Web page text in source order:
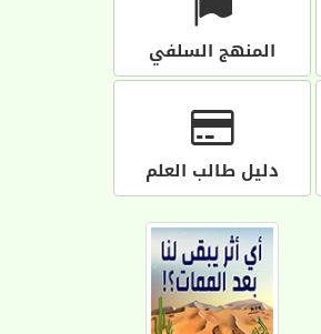
المنهج السلفي
دليل طالب العلم